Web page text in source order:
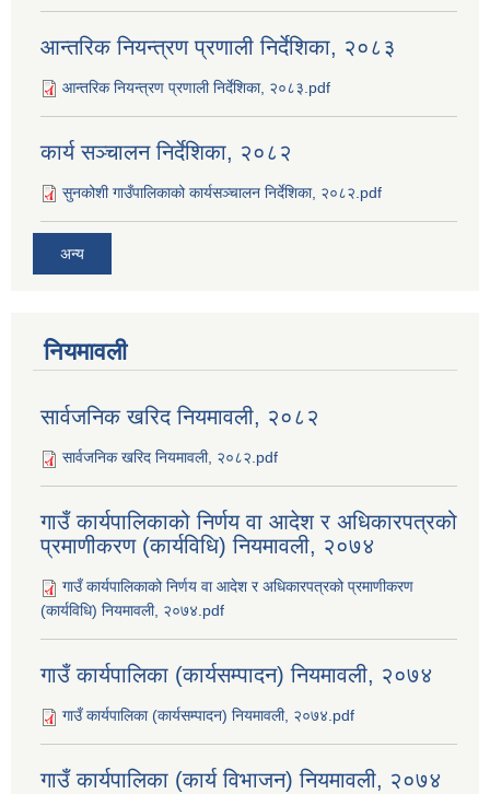
आन्तरिक नियन्त्रण प्रणाली निर्देशिका, २०८३
आन्तरिक नियन्त्रण प्रणाली निर्देशिका, २०८३.pdf
कार्य सञ्‍चालन निर्देशिका, २०८२
सुनकोशी गाउँपालिकाको कार्यसञ्‍चालन निर्देशिका, २०८२.pdf
अन्य
नियमावली
सार्वजनिक खरिद नियमावली, २०८२
सार्वजनिक खरिद नियमावली, २०८२.pdf
गाउँ कार्यपालिकाको निर्णय वा आदेश र अधिकारपत्रको
प्रमाणीकरण (कार्यविधि) नियमावली, २०७४
गाउँ कार्यपालिकाको निर्णय वा आदेश र अधिकारपत्रको प्रमाणीकरण
(कार्यविधि) नियमावली, २०७४.pdf
गाउँ कार्यपालिका (कार्यसम्पादन) नियमावली, २०७४
गाउँ कार्यपालिका (कार्यसम्पादन) नियमावली, २०७४.pdf
गाउँ कार्यपालिका (कार्य विभाजन) नियमावली, २०७४